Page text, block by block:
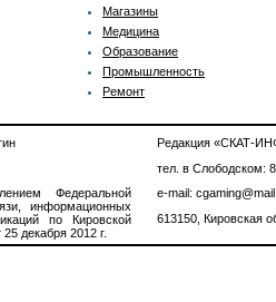
Магазины
Медицина
Образование
Промышленность
Ремонт
Федеральной
информационных
по Кировской
декабря 2012 г.
Редакция «СКАТ-
тел. в Слободском:
e-mail:
613150, Кировская